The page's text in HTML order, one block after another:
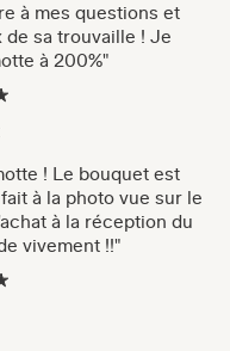
à mes questions et
sa trouvaille ! Je
à 200%"
! Le bouquet est
à la photo vue sur le
à la réception du
vivement !!"